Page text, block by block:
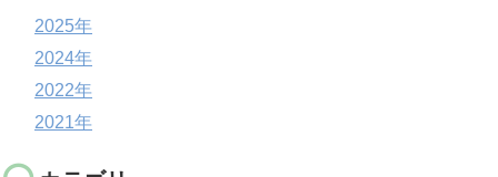
2025年
2024年
2022年
2021年